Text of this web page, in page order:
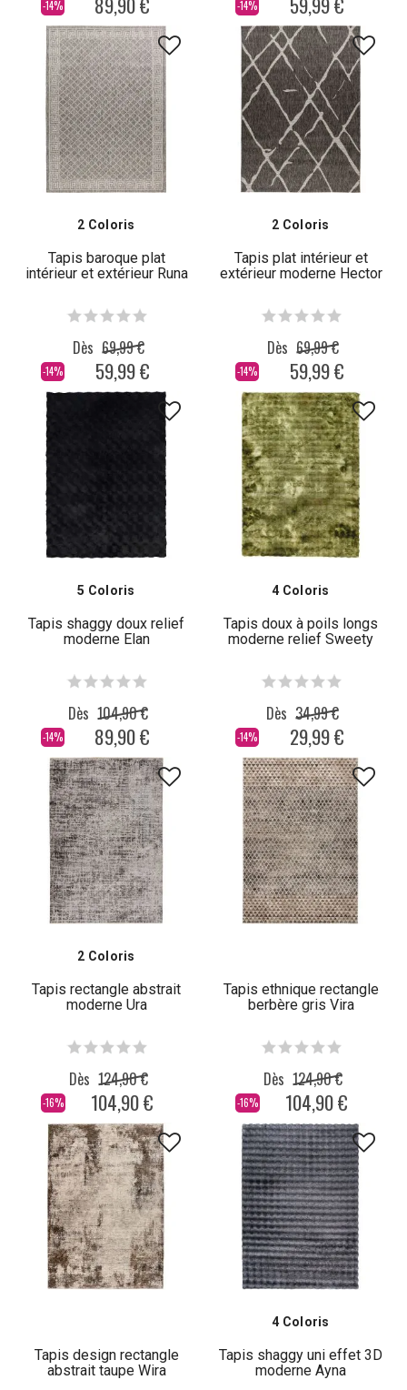
-14% -14%
2 Coloris
Tapis baroque plat
intérieur et extérieur Runa
-14%
Dès 69,99 €
59,99 €
2 Coloris
Tapis plat intérieur et
extérieur moderne Hector
-14%
Dès 69,99 €
59,99 €
5 Coloris
Tapis shaggy doux relief
moderne Elan
-14%
Dès 104,90 €
89,90 €
4 Coloris
Tapis doux à poils longs
moderne relief Sweety
-14%
Dès 34,99 €
29,99 €
2 Coloris
Tapis rectangle abstrait
moderne Ura
-16%
Dès 124,90 €
104,90 €
Tapis ethnique rectangle
berbère gris Vira
-16%
Dès 124,90 €
104,90 €
Tapis design rectangle
abstrait taupe Wira
4 Coloris
Tapis shaggy uni effet 3D
moderne Ayna